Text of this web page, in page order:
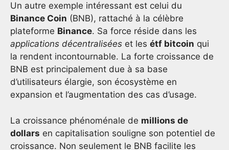
Un autre exemple intéressant est celui du
Binance Coin (BNB), rattaché à la célèbre
plateforme Binance. Sa force réside dans les
applications décentralisées et les étf bitcoin qui
la rendent incontournable. La forte croissance de
BNB est principalement due à sa base
d’utilisateurs élargie, son écosystème en
expansion et l’augmentation des cas d’usage.
La croissance phénoménale de millions de
dollars en capitalisation souligne son potentiel de
croissance. Non seulement le BNB facilite les